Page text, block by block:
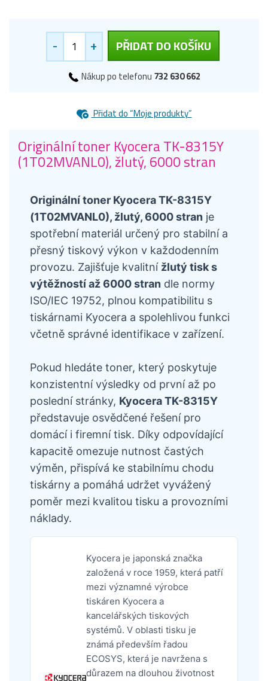
- + PŘIDAT DO KOŠÍKU
Nákup po telefonu 732 630 662
Přidat do “Moje produkty”
Originální toner Kyocera TK-8315Y
(1T02MVANL0), žlutý, 6000 stran
Originální toner Kyocera TK-8315Y
(1T02MVANL0), žlutý, 6000 stran je
spotřební materiál určený pro stabilní a
přesný tiskový výkon v každodenním
provozu. Zajišťuje kvalitní žlutý tisk s
výtěžností až 6000 stran dle normy
ISO/IEC 19752, plnou kompatibilitu s
tiskárnami Kyocera a spolehlivou funkci
včetně správné identifikace v zařízení.
Pokud hledáte toner, který poskytuje
konzistentní výsledky od první až po
poslední stránky, Kyocera TK-8315Y
představuje osvědčené řešení pro
domácí i firemní tisk. Díky odpovídající
kapacitě omezuje nutnost častých
výměn, přispívá ke stabilnímu chodu
tiskárny a pomáhá udržet vyvážený
poměr mezi kvalitou tisku a provozními
náklady.
Kyocera je japonská značka
založená v roce 1959, která patří
mezi významné výrobce
tiskáren Kyocera a
kancelářských tiskových
systémů. V oblasti tisku je
známá především řadou
ECOSYS, která je navržena s
důrazem na dlouhou životnost